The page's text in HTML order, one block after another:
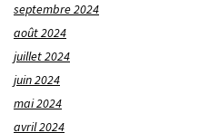
septembre 2024
août 2024
juillet 2024
juin 2024
mai 2024
avril 2024